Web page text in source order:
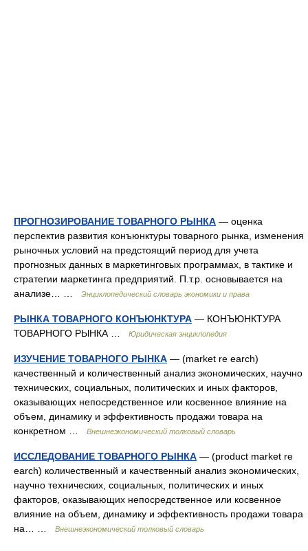
ПРОГНОЗИРОВАНИЕ ТОВАРНОГО РЫНКА — оценка
перспектив развития конъюнктуры товарного рынка, изменения
рыночных условий на предстоящий период для учета
прогнозных данных в маркетинговых программах, в тактике и
стратегии маркетинга предприятий. П.т.р. основывается на
анализе… …
Энциклопедический словарь экономики и права
РЫНКА ТОВАРНОГО КОНЪЮНКТУРА — КОНЪЮНКТУРА
ТОВАРНОГО РЫНКА …
Юридическая энциклопедия
ИЗУЧЕНИЕ ТОВАРНОГО РЫНКА — (market re earch)
качественный и количественный анализ экономических, научно
технических, социальных, политических и иных факторов,
оказывающих непосредственное или косвенное влияние на
объем, динамику и эффективность продажи товара на
конкретном …
Внешнеэкономический толковый словарь
ИССЛЕДОВАНИЕ ТОВАРНОГО РЫНКА — (product market re
earch) количественный и качественный анализ экономических,
научно технических, социальных, политических и иных
факторов, оказывающих непосредственное или косвенное
влияние на объем, динамику и эффективность продажи товара
на… …
Внешнеэкономический толковый словарь